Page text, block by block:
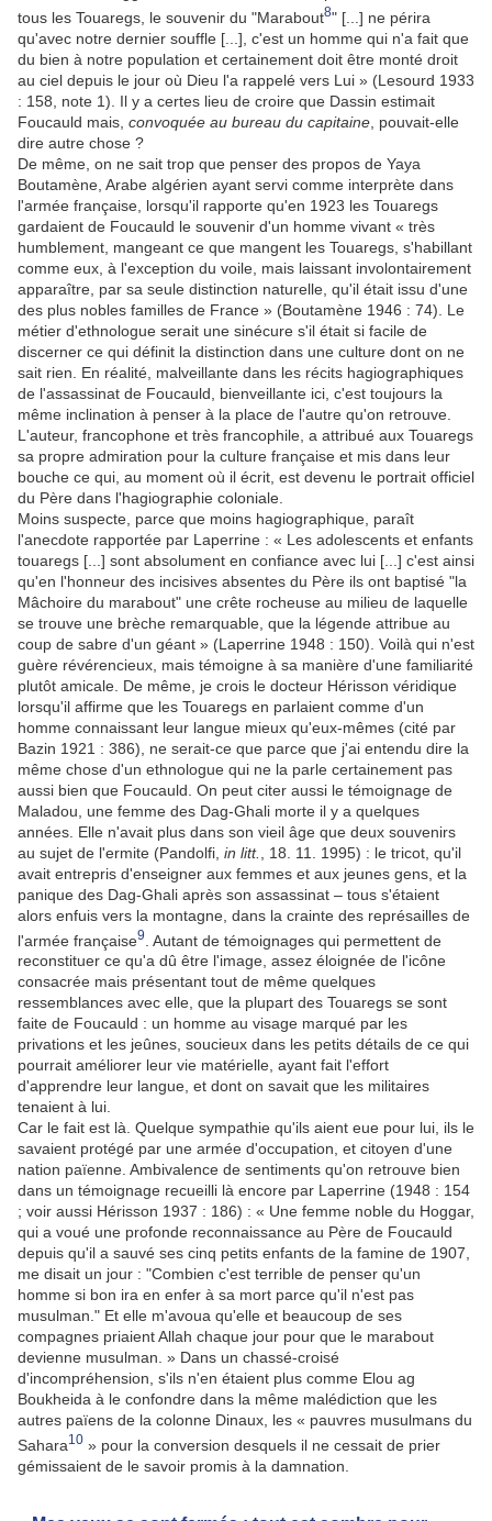
tous les Touaregs, le souvenir du "Marabout8" [...] ne périra
qu'avec notre dernier souffle [...], c'est un homme qui n'a fait que
du bien à notre population et certainement doit être monté droit
au ciel depuis le jour où Dieu l'a rappelé vers Lui » (Lesourd 1933
: 158, note 1). Il y a certes lieu de croire que Dassin estimait
Foucauld mais, convoquée au bureau du capitaine , pouvait-elle
dire autre chose ?
De même, on ne sait trop que penser des propos de Yaya
Boutamène, Arabe algérien ayant servi comme interprète dans
l'armée française, lorsqu'il rapporte qu'en 1923 les Touaregs
gardaient de Foucauld le souvenir d'un homme vivant « très
humblement, mangeant ce que mangent les Touaregs, s'habillant
comme eux, à l'exception du voile, mais laissant involontairement
apparaître, par sa seule distinction naturelle, qu'il était issu d'une
des plus nobles familles de France » (Boutamène 1946 : 74). Le
métier d'ethnologue serait une sinécure s'il était si facile de
discerner ce qui définit la distinction dans une culture dont on ne
sait rien. En réalité, malveillante dans les récits hagiographiques
de l'assassinat de Foucauld, bienveillante ici, c'est toujours la
même inclination à penser à la place de l'autre qu'on retrouve.
L'auteur, francophone et très francophile, a attribué aux Touaregs
sa propre admiration pour la culture française et mis dans leur
bouche ce qui, au moment où il écrit, est devenu le portrait officiel
du Père dans l'hagiographie coloniale.
Moins suspecte, parce que moins hagiographique, paraît
l'anecdote rapportée par Laperrine : « Les adolescents et enfants
touaregs [...] sont absolument en confiance avec lui [...] c'est ainsi
qu'en l'honneur des incisives absentes du Père ils ont baptisé "la
Mâchoire du marabout" une crête rocheuse au milieu de laquelle
se trouve une brèche remarquable, que la légende attribue au
coup de sabre d'un géant » (Laperrine 1948 : 150). Voilà qui n'est
guère révérencieux, mais témoigne à sa manière d'une familiarité
plutôt amicale. De même, je crois le docteur Hérisson véridique
lorsqu'il affirme que les Touaregs en parlaient comme d'un
homme connaissant leur langue mieux qu'eux-mêmes (cité par
Bazin 1921 : 386), ne serait-ce que parce que j'ai entendu dire la
même chose d'un ethnologue qui ne la parle certainement pas
aussi bien que Foucauld. On peut citer aussi le témoignage de
Maladou, une femme des Dag-Ghali morte il y a quelques
années. Elle n'avait plus dans son vieil âge que deux souvenirs
au sujet de l'ermite (Pandolfi, in litt.
, 18. 11. 1995) : le tricot, qu'il
avait entrepris d'enseigner aux femmes et aux jeunes gens, et la
panique des Dag-Ghali après son assassinat – tous s'étaient
alors enfuis vers la montagne, dans la crainte des représailles de
l'armée française9
. Autant de témoignages qui permettent de
reconstituer ce qu'a dû être l'image, assez éloignée de l'icône
consacrée mais présentant tout de même quelques
ressemblances avec elle, que la plupart des Touaregs se sont
faite de Foucauld : un homme au visage marqué par les
privations et les jeûnes, soucieux dans les petits détails de ce qui
pourrait améliorer leur vie matérielle, ayant fait l'effort
d'apprendre leur langue, et dont on savait que les militaires
tenaient à lui.
Car le fait est là. Quelque sympathie qu'ils aient eue pour lui, ils le
savaient protégé par une armée d'occupation, et citoyen d'une
nation païenne. Ambivalence de sentiments qu'on retrouve bien
dans un témoignage recueilli là encore par Laperrine (1948 : 154
; voir aussi Hérisson 1937 : 186) : « Une femme noble du Hoggar,
qui a voué une profonde reconnaissance au Père de Foucauld
depuis qu'il a sauvé ses cinq petits enfants de la famine de 1907,
me disait un jour : "Combien c'est terrible de penser qu'un
homme si bon ira en enfer à sa mort parce qu'il n'est pas
musulman." Et elle m'avoua qu'elle et beaucoup de ses
compagnes priaient Allah chaque jour pour que le marabout
devienne musulman. » Dans un chassé-croisé
d'incompréhension, s'ils n'en étaient plus comme Elou ag
Boukheida à le confondre dans la même malédiction que les
autres païens de la colonne Dinaux, les « pauvres musulmans du
Sahara10 » pour la conversion desquels il ne cessait de prier
gémissaient de le savoir promis à la damnation.